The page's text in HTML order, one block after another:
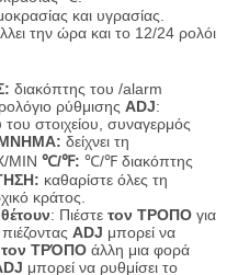
και υγρασίας.
την ώρα και το 12/24 ρολόι
διακόπτης του /alarm
ρύθμισης ADJ:
στοιχείου, συναγερμός
δείχνει τη
MIN ℃/℉: ℃/℉ διακόπτης
καθαρίστε όλες τη
κράτος.
: Πιέστε τον ΤΡΟΠΟγια
ADJ μπορεί να
τον ΤΡΌΠΟάλλη μια φορά
μπορεί να ρυθμίσει το